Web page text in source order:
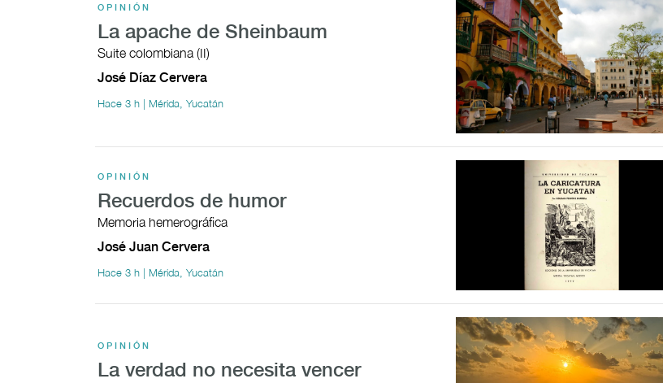
OPINIÓN
La apache de Sheinbaum
Suite colombiana (II)
José Díaz Cervera
Hace 3 h | Mérida, Yucatán
OPINIÓN
Recuerdos de humor
Memoria hemerográfica
José Juan Cervera
Hace 3 h | Mérida, Yucatán
OPINIÓN
La verdad no necesita vencer